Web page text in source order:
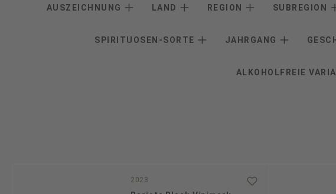
AUSZEICHNUNG LAND REGION SUBREGION
SPIRITUOSEN-SORTE JAHRGANG
ALKOHOLFREIE
2023